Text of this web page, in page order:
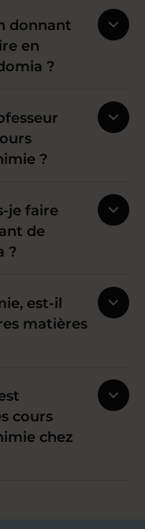
donnant
en
?
?
je faire
de
?
est-il
matières
cours
chez